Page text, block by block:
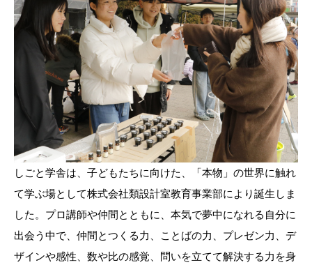
しごと学舎は、子どもたちに向けた、「本物」の世界に触れ
て学ぶ場として株式会社類設計室教育事業部により誕生しま
した。プロ講師や仲間とともに、本気で夢中になれる自分に
出会う中で、仲間とつくる力、ことばの力、プレゼン力、デ
ザインや感性、数や比の感覚、問いを立てて解決する力を身